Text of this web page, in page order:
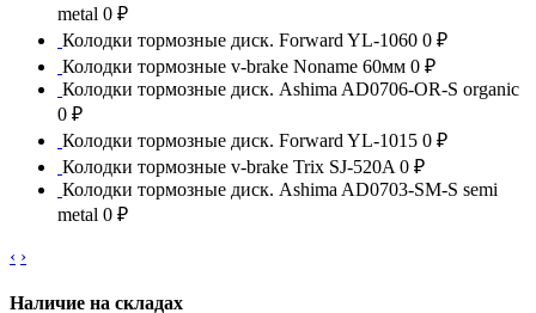
metal 0 ₽
Колодки тормозные диск. Forward YL-1060 0 ₽
Колодки тормозные v-brake Noname 60мм 0 ₽
Колодки тормозные диск. Ashima AD0706-OR-S organic
0 ₽
Колодки тормозные диск. Forward YL-1015 0 ₽
Колодки тормозные v-brake Trix SJ-520A 0 ₽
Колодки тормозные диск. Ashima AD0703-SM-S semi
metal 0 ₽
‹ ›
Наличие на складах